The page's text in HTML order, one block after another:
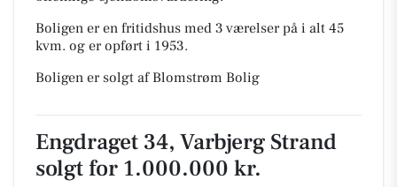
Boligen er en fritidshus med 3 værelser på i alt 45
kvm. og er opført i 1953.
Boligen er solgt af Blomstrøm Bolig
Engdraget 34, Varbjerg Strand
solgt for 1.000.000 kr.